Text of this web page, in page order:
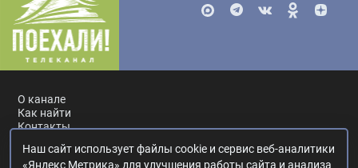
О канале
Как найти
Контакты
Россия, Москва, ул. Ак. Королёва, 19.+7 495 617-55-80
Наш сайт использует файлы cookie и сервис веб-аналитики
«Яндекс Метрика» для улучшения работы сайта и анализа